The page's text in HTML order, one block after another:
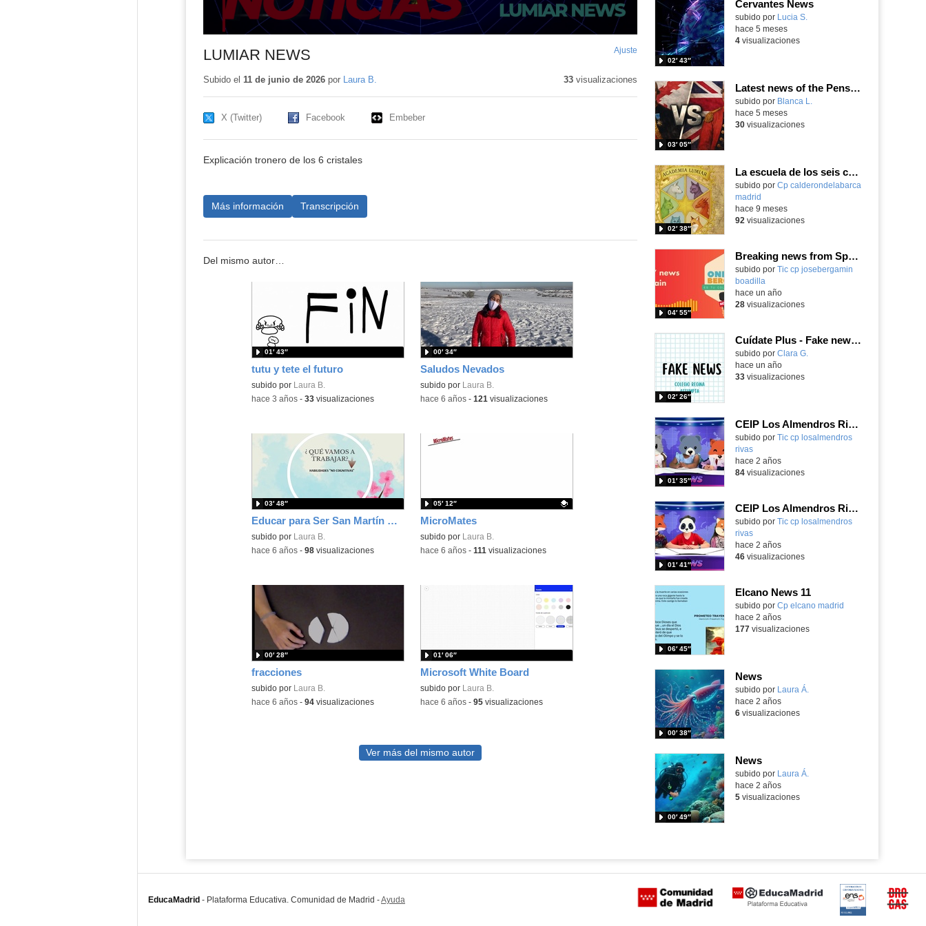
LUMIAR NEWS Ajuste
pantalla
Subido el 11 de junio de 2026por Laura B. 33visualizaciones
X (Twitter) Facebook Embeber
Explicación tronero de los 6 cristales
Más información Transcripción
Del mismo autor…
tutu y tete el futuro
subido por Laura B.
01′ 43″
-hace 3 años- 33visualizaciones
Saludos Nevados
subido por Laura B.
00′ 34″
-hace 6 años- 121 visualizaciones
Educar para Ser San Martín de Tours
subido por Laura B.
03′ 48″
-hace 6 años- 98visualizaciones
MicroMates
Contenido educativo.
subido por Laura B.
05′ 12″
-hace 6 años- 111 visualizaciones
fracciones
subido por Laura B.
00′ 28″
-hace 6 años- 94visualizaciones
Microsoft White Board
subido por Laura B.
01′ 06″
-hace 6 años- 95visualizaciones
Ver más del mismo autor
Cervantes News
Contenido educativo.
subido por Lucia S.
02′ 43″
hace 5 meses
4visualizaciones
Latest news of the Pensacola Battle
Contenido educativo.
subido por Blanca L.
03′ 05″
hace 5 meses
30visualizaciones
La escuela de los seis cristales.
subido por Cp calderondelabarca
madrid
02′ 38″
hace 9 meses
92 visualizaciones
Breaking news from Spain
Contenido educativo.
subido por Tic cp josebergamin
boadilla
04′ 55″
hace un año
28visualizaciones
Cuídate Plus - Fake news - Colegio Regina Assumpta
Contenido educativo.
subido por Clara G.
02′ 26″
hace un año
33visualizaciones
CEIP Los Almendros Rivas Vaciamadrid 23_24 P2 ENG - The News
subido por Tic cp losalmendros
rivas
01′ 35″
-
hace 2 años
84visualizaciones
CEIP Los Almendros Rivas Vaciamadrid 23_24 P2 ENG - The News
subido por Tic cp losalmendros
rivas
01′ 41″
-
hace 2 años
46visualizaciones
Elcano News 11
Contenido educativo.
subido por Cp elcano madrid
06′ 45″
hace 2 años
177visualizaciones
News
Contenido educativo.
subido por Laura Á.
00′ 38″
hace 2 años
6visualizaciones
News
Contenido educativo.
subido por Laura Á.
00′ 49″
hace 2 años
5visualizaciones
EducaMadrid - Plataforma Educativa. Comunidad de Madrid -Ayuda Certificación Buzón